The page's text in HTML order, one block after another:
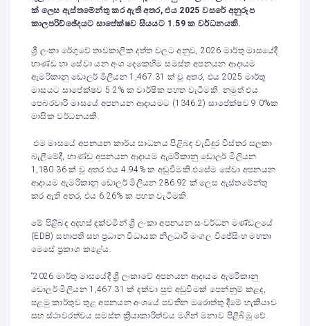
ක් ලෙස ඇස්තමේන්තු කර ඇති අතර,එය 2025 වසරේ අනුරූප
කාලපරිච්ඡේදයට සාපේක්ෂව සියයට 1.59 ක වර්ධනයකි.
ශ්‍රී ලංකා රේගුවේ තාවකාලික දත්ත වලට අනුව, 2026 මාර්තු මාසයේදී
භාණ්ඩ හා සේවා යන අංශ දෙකෙහිම සමස්ත අපනයන ආදායම
ඇමරිකානු ඩොලර් මිලියන 1,467.31 ක් වූ අතර, එය 2025 මාර්තු
මාසයට සාපේක්ෂව 5.2% ක වාර්ෂික පහත වැටීමකි. නමුත් එය
පෙබරවාරි මාසයේ අපනයන ආදායමට (1346.2) සාපේක්ෂව 9.0%ක
මාසික වර්ධනයකි.
එම මාසයේ අපනයන කාර්ය සාධනය පිළිබඳ වැඩිදුර විස්තර සලකා
බැලීමේදී, භාණ්ඩ අපනයන ආදායම ඇමරිකානු ඩොලර් මිලියන
1,180.36 ක් වූ අතර එය 4.94% ක අඩුවීමකි.එසේම සේවා අපනයන
ආදායම ඇමරිකානු ඩොලර් මිලියන 286.92 ක් ලෙස ඇස්තමේන්තු
කර ඇති අතර, එය 6.26% ක පහත වැටීමකි.
මේ පිළිබද අදහස් දක්වමින් ශ්‍රී ලංකා අපනයන සංවර්ධන මණ්ඩලයේ
(EDB) සභාපති සහ ප්‍රධාන විධායක නිලධාරී මංගල විජේසිංහ මහතා
මෙසේ ප්‍රකාශ කළේය.
“2026 මාර්තු මාසයේදී ශ්‍රී ලංකාවේ අපනයන ආදායම ඇමරිකානු
ඩොලර් මිලියන 1,467.31 ක් දක්වා සුළු අඩුවීමක් පෙන්නුම් කළද,
පළමු කාර්තුව තුළ අපනයන අංශයේ පවතින ඔරොත්තු දීමේ හැකියාව
සහ ස්ථාවරත්වය සමස්ත ක්‍රියාකාරිත්වය මගින් මනාව පිළිබිඹු වේ.